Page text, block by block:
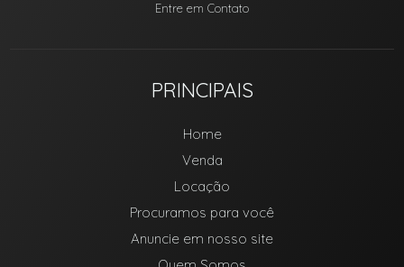
Entre em Contato
PRINCIPAIS
Home
Venda
Locação
Procuramos para você
Anuncie em nosso site